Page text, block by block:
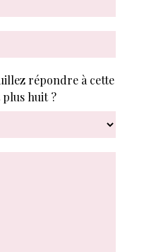
répondre à cette
huit ?